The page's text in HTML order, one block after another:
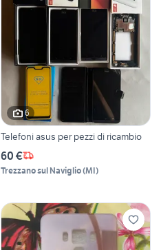
6
Telefoni asus per pezzi di ricambio
60 €
Trezzano sul Naviglio(MI)